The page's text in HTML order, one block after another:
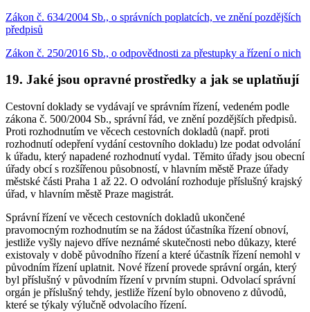
Zákon č. 634/2004 Sb., o správních poplatcích, ve znění pozdějších
předpisů
Zákon č. 250/2016 Sb., o odpovědnosti za přestupky a řízení o nich
19. Jaké jsou opravné prostředky a jak se uplatňují
Cestovní doklady se vydávají ve správním řízení, vedeném podle
zákona č. 500/2004 Sb., správní řád, ve znění pozdějších předpisů.
Proti rozhodnutím ve věcech cestovních dokladů (např. proti
rozhodnutí odepření vydání cestovního dokladu) lze podat odvolání
k úřadu, který napadené rozhodnutí vydal. Těmito úřady jsou obecní
úřady obcí s rozšířenou působností, v hlavním městě Praze úřady
městské části Praha 1 až 22. O odvolání rozhoduje příslušný krajský
úřad, v hlavním městě Praze magistrát.
Správní řízení ve věcech cestovních dokladů ukončené
pravomocným rozhodnutím se na žádost účastníka řízení obnoví,
jestliže vyšly najevo dříve neznámé skutečnosti nebo důkazy, které
existovaly v době původního řízení a které účastník řízení nemohl v
původním řízení uplatnit. Nové řízení provede správní orgán, který
byl příslušný v původním řízení v prvním stupni. Odvolací správní
orgán je příslušný tehdy, jestliže řízení bylo obnoveno z důvodů,
které se týkaly výlučně odvolacího řízení.